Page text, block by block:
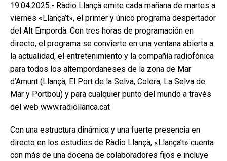
19.04.2025.- Ràdio Llançà emite cada mañana de martes a
viernes «Llança’t», el primer y único programa despertador
del Alt Empordà. Con tres horas de programación en
directo, el programa se convierte en una ventana abierta a
la actualidad, el entretenimiento y la compañía radiofónica
para todos los altempordaneses de la zona de Mar
d’Amunt (Llançà, El Port de la Selva, Colera, La Selva de
Mar y Portbou) y para cualquier punto del mundo a través
del web www.radiollanca.cat
Con una estructura dinámica y una fuerte presencia en
directo en los estudios de Ràdio Llançà, «Llança’t» cuenta
con más de una docena de colaboradores fijos e incluye